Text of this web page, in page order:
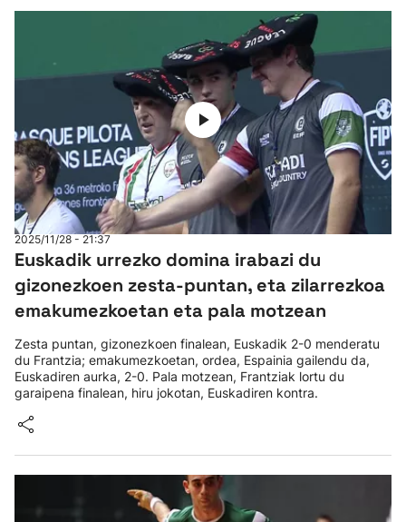
2025/11/28 - 21:37
Euskadik urrezko domina irabazi du
gizonezkoen zesta-puntan, eta zilarrezkoa
emakumezkoetan eta pala motzean
Zesta puntan, gizonezkoen finalean, Euskadik 2-0 menderatu
du Frantzia; emakumezkoetan, ordea, Espainia gailendu da,
Euskadiren aurka, 2-0. Pala motzean, Frantziak lortu du
garaipena finalean, hiru jokotan, Euskadiren kontra.